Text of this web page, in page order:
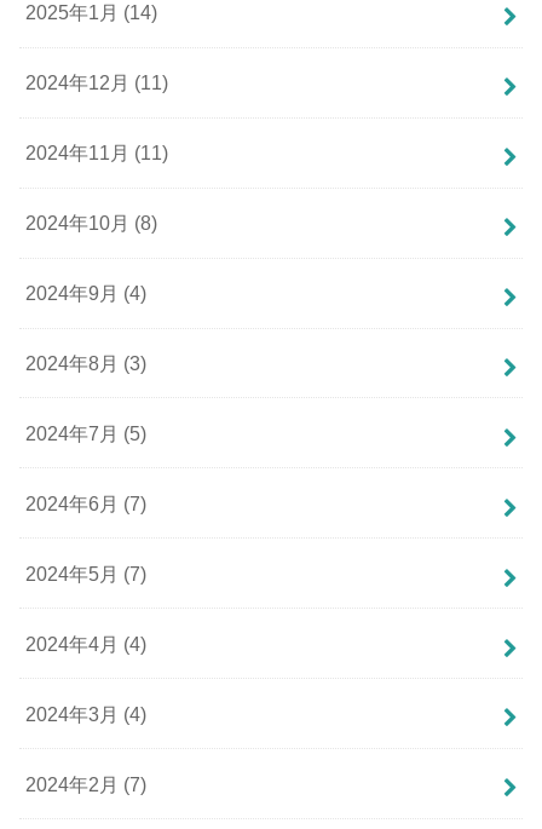
2025年1月 (14)
2024年12月 (11)
2024年11月 (11)
2024年10月 (8)
2024年9月 (4)
2024年8月 (3)
2024年7月 (5)
2024年6月 (7)
2024年5月 (7)
2024年4月 (4)
2024年3月 (4)
2024年2月 (7)